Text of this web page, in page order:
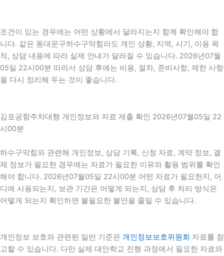
조건이 있는 경우에는 어떤 상황에서 달라지는지 함께 확인해야 합
니다. 같은 동대문구하수구막힘라도 개인 상황, 지역, 시기, 이용 목
적, 상담 내용에 따라 실제 안내가 달라질 수 있습니다. 2026년07월
05일 22시00분 따라서 상담 후에는 비용, 절차, 준비사항, 제한 사항
을 다시 정리해 두는 것이 좋습니다.
김포공항주차대행 개인정보와 자료 제출 확인 2026년07월05일 22
시00분
하수구막힘와 관련해 개인정보, 상담 기록, 신청 자료, 계약 정보, 결
제 정보가 필요한 경우에는 자료가 필요한 이유와 활용 범위를 확인
해야 합니다. 2026년07월05일 22시00분 어떤 자료가 필요한지, 어
디에 사용되는지, 보관 기간은 어떻게 되는지, 상담 후 처리 방식은
어떻게 되는지 확인하면 불필요한 불안을 줄일 수 있습니다.
개인정보 보호와 관련된 일반 기준은 개인정보보호위원회 자료를 참
고할 수 있습니다. 다만 실제 대안학교 진행 과정에서 필요한 자료와